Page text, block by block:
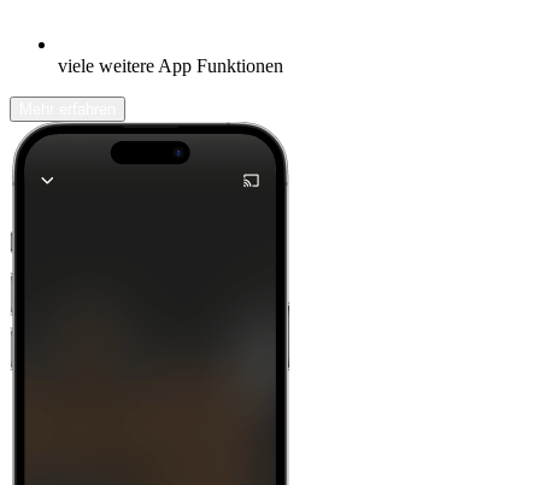
viele weitere App Funktionen